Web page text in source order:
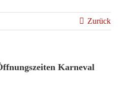
Zurück
Karneval